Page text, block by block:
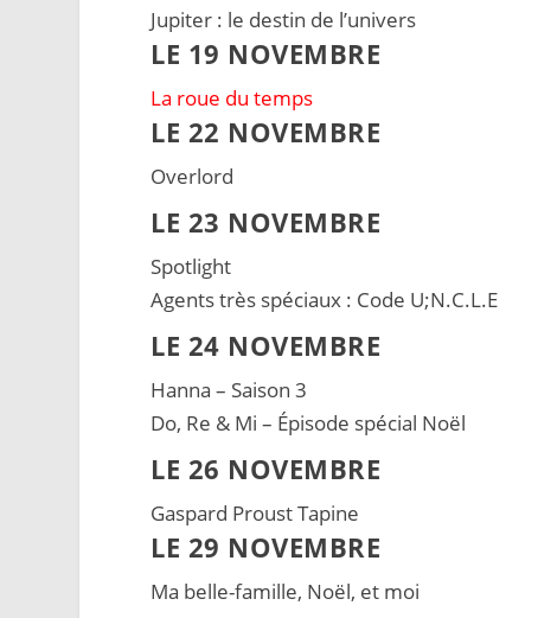
Jupiter : le destin de l’univers
LE 19 NOVEMBRE
La roue du temps
LE 22 NOVEMBRE
Overlord
LE 23 NOVEMBRE
Spotlight
Agents très spéciaux : Code U;N.C.L.E
LE 24 NOVEMBRE
Hanna – Saison 3
Do, Re & Mi – Épisode spécial Noël
LE 26 NOVEMBRE
Gaspard Proust Tapine
LE 29 NOVEMBRE
Ma belle-famille, Noël, et moi